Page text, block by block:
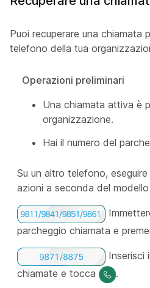
Puoi recuperare una chiamata
telefono della tua
Operazioni preliminari
Una chiamata attiva è
organizzazione.
Hai il numero del
Su un altro telefono,
azioni a seconda del
parcheggio chiamata e
Inserisci
chiamate e tocca
.